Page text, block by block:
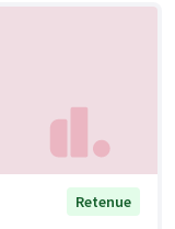
Retenue